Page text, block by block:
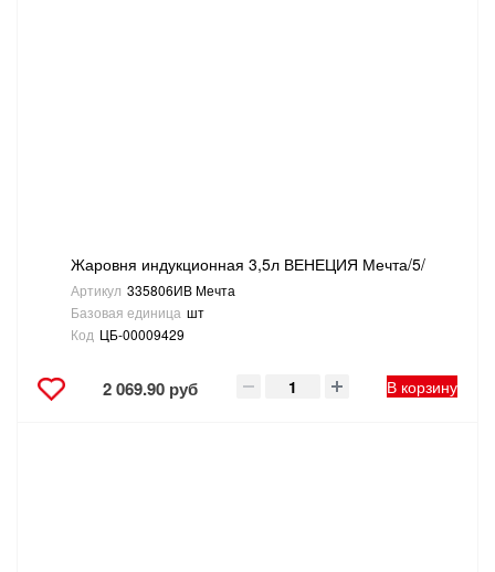
СНЕГОУБОРОЧНЫЙ ИНВЕНТАРЬ
СТРЕМЯНКИ,ЛЕСТНИЦЫ
СТРОИТЕЛЬНЫЕ И ОТДЕЛОЧНЫЕ МАТЕРИАЛЫ
Жаровня индукционная 3,5л ВЕНЕЦИЯ Мечта/5/
Артикул 335806ИВ Мечта
Базовая единица шт
Код ЦБ-00009429
2 069.90 руб В корзину